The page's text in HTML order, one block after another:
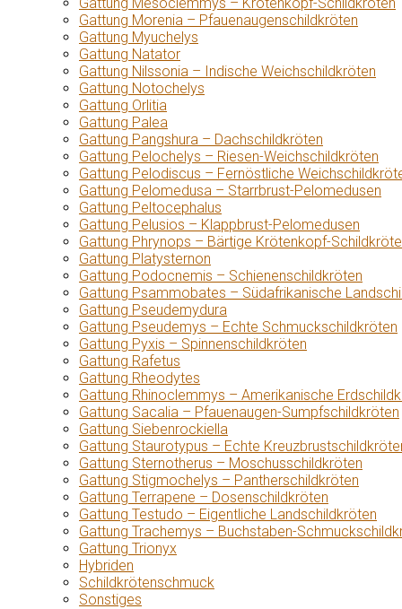
Gattung Morenia – Pfauenaugenschildkröten
Gattung Myuchelys
Gattung Natator
Gattung Nilssonia – Indische Weichschildkröten
Gattung Notochelys
Gattung Orlitia
Gattung Palea
Gattung Pangshura – Dachschildkröten
Gattung Pelochelys – Riesen-Weichschildkröten
Gattung Pelodiscus – Fernöstliche
Gattung Pelomedusa – Starrbrust-Pelomedusen
Gattung Peltocephalus
Gattung Pelusios – Klappbrust-Pelomedusen
Gattung Phrynops – Bärtige Krötenkopf-
Gattung Platysternon
Gattung Podocnemis – Schienenschildkröten
Gattung Psammobates – Südafrikanische
Gattung Pseudemydura
Gattung Pseudemys – Echte Schmuckschildkröten
Gattung Pyxis – Spinnenschildkröten
Gattung Rafetus
Gattung Rheodytes
Gattung Rhinoclemmys – Amerikanische
Gattung Sacalia – Pfauenaugen-Sumpfschildkröten
Gattung Siebenrockiella
Gattung Staurotypus – Echte
Gattung Sternotherus – Moschusschildkröten
Gattung Stigmochelys – Pantherschildkröten
Gattung Terrapene – Dosenschildkröten
Gattung Testudo – Eigentliche Landschildkröten
Gattung Trachemys – Buchstaben-
Gattung Trionyx
Hybriden
Schildkrötenschmuck
Sonstiges